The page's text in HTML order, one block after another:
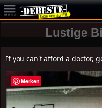
Lustige
If you can't afford a doctor,
Merken